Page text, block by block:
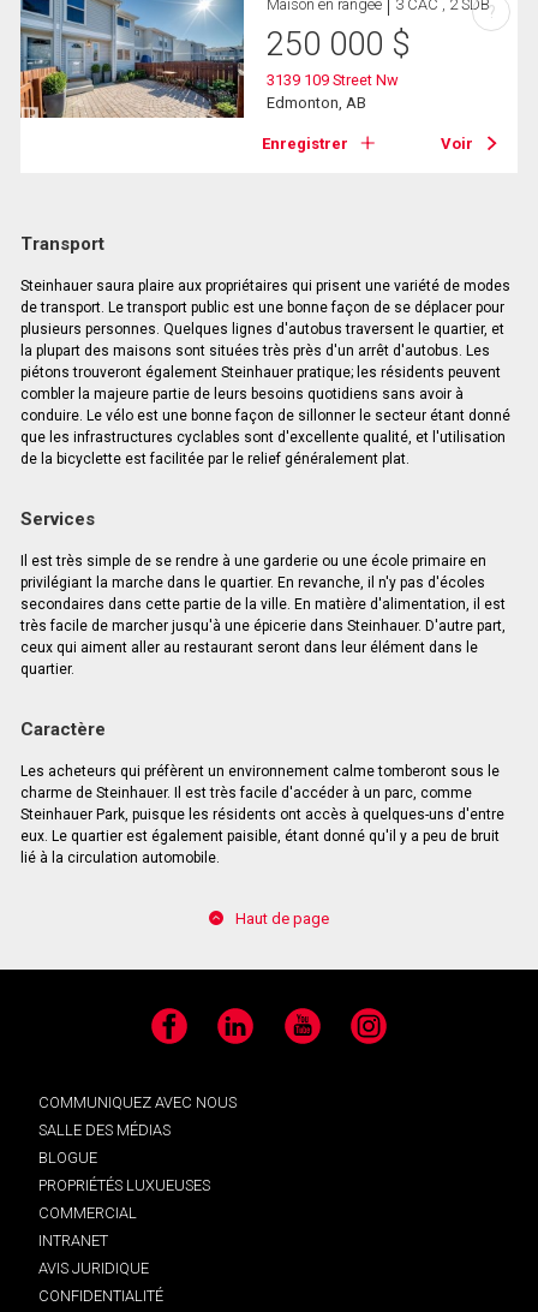
Maison en rangée 3 CAC , 2 SDB
250 000 $
3139 109 Street Nw
Edmonton, AB
Enregistrer Voir
?
Transport
Steinhauer saura plaire aux propriétaires qui prisent une variété de modes
de transport. Le transport public est une bonne façon de se déplacer pour
plusieurs personnes. Quelques lignes d'autobus traversent le quartier, et
la plupart des maisons sont situées très près d'un arrêt d'autobus. Les
piétons trouveront également Steinhauer pratique; les résidents peuvent
combler la majeure partie de leurs besoins quotidiens sans avoir à
conduire. Le vélo est une bonne façon de sillonner le secteur étant donné
que les infrastructures cyclables sont d'excellente qualité, et l'utilisation
de la bicyclette est facilitée par le relief généralement plat.
Services
Il est très simple de se rendre à une garderie ou une école primaire en
privilégiant la marche dans le quartier. En revanche, il n'y pas d'écoles
secondaires dans cette partie de la ville. En matière d'alimentation, il est
très facile de marcher jusqu'à une épicerie dans Steinhauer. D'autre part,
ceux qui aiment aller au restaurant seront dans leur élément dans le
quartier.
Caractère
Les acheteurs qui préfèrent un environnement calme tomberont sous le
charme de Steinhauer. Il est très facile d'accéder à un parc, comme
Steinhauer Park, puisque les résidents ont accès à quelques-uns d'entre
eux. Le quartier est également paisible, étant donné qu'il y a peu de bruit
lié à la circulation automobile.
Haut de page
Facebook LinkedIn YouTube Instagram
COMMUNIQUEZ AVEC NOUS
SALLE DES MÉDIAS
BLOGUE
PROPRIÉTÉS LUXUEUSES
COMMERCIAL
INTRANET
AVIS JURIDIQUE
CONFIDENTIALITÉ